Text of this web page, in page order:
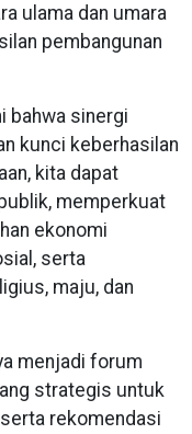
ulama dan umara
pembangunan
bahwa sinergi
kunci keberhasilan
kita dapat
memperkuat
ekonomi
serta
maju, dan
menjadi forum
strategis untuk
rekomendasi